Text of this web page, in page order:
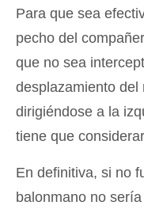
Para que sea
pecho del
que no sea
desplazamiento del
dirigiéndose a la
tiene que
En definitiva, si no
balonmano no